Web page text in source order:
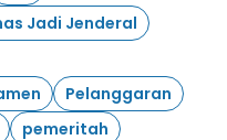
Jadi Jenderal
Pelanggaran
pemeritah